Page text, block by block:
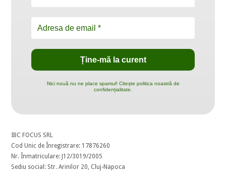
Nici nouă nu ne place spamul! Citește politica noastră de
confidențialitate.
IBC FOCUS SRL
Cod Unic de Înregistrare: 17876260
Nr. Înmatriculare: J12/3019/2005
Sediu social: Str. Arinilor 20, Cluj-Napoca